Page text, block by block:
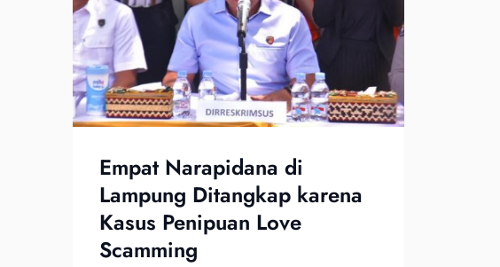
Empat Narapidana di
Lampung Ditangkap karena
Kasus Penipuan Love
Scamming